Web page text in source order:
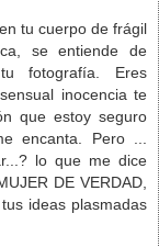
tu cuerpo de frágil
se entiende de
fotografía. Eres
inocencia te
que estoy seguro
encanta. Pero ...
lo que me dice
DE VERDAD,
ideas plasmadas